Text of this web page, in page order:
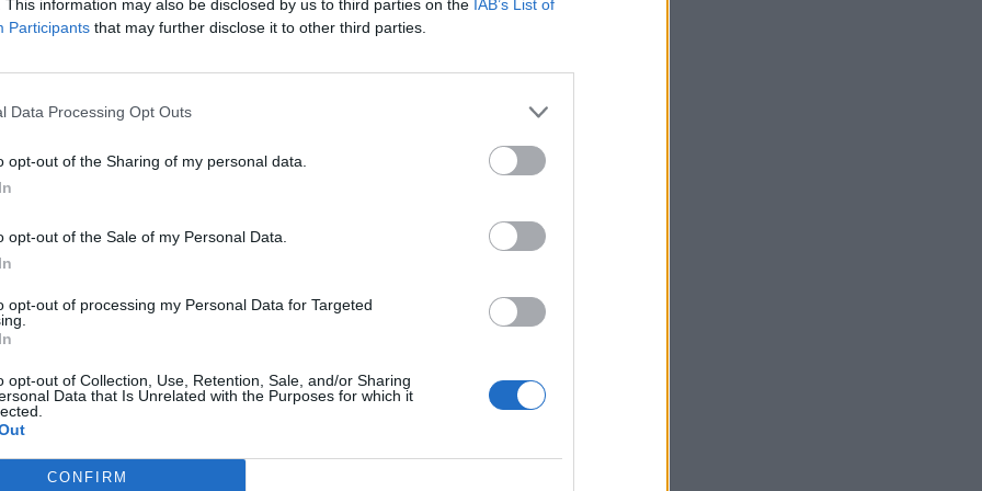
This information may also be disclosed by us to third parties on the IAB’s List of
Participants that may further disclose it to other third parties.
Data Processing Opt Outs
opt-out of the Sharing of my personal data.
opt-out of the Sale of my Personal Data.
opt-out of processing my Personal Data for Targeted
opt-out of Collection, Use, Retention, Sale, and/or Sharing
Data that Is Unrelated with the Purposes for which it
CONFIRM
Investigadora do Politécnico de
Coimbra recebe prémio da FERTIBERIA
Verónica Oliveira, investigadora do Instituto de
(CERNAS) – Escola Superior Agrária de...
ATUALIDADE 4 anos atrás
Universidade de Coimbra vence desafio
NextLap Accelerator 2022
de Engenharia Química (DEQ) e Engenharia Civil